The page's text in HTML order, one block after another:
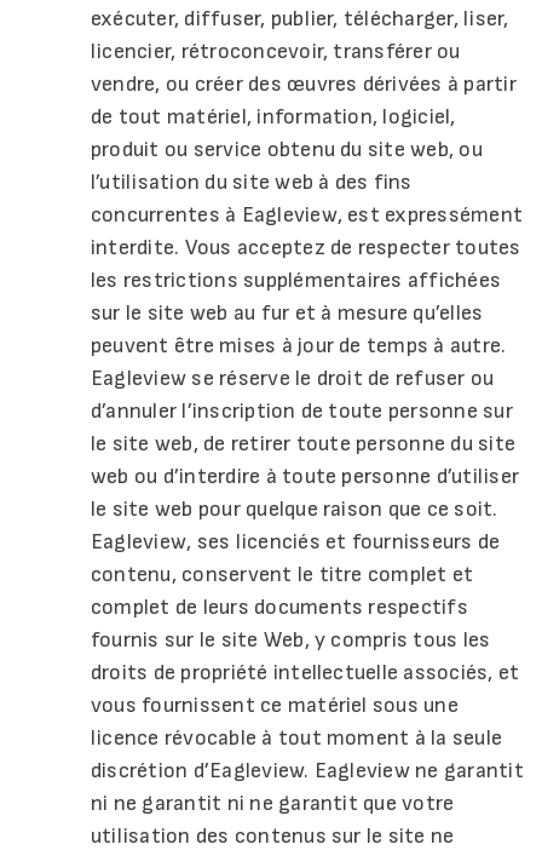
exécuter, diffuser, publier, télécharger, liser,
licencier, rétroconcevoir, transférer ou
vendre, ou créer des œuvres dérivées à partir
de tout matériel, information, logiciel,
produit ou service obtenu du site web, ou
l’utilisation du site web à des fins
concurrentes à Eagleview, est expressément
interdite. Vous acceptez de respecter toutes
les restrictions supplémentaires affichées
sur le site web au fur et à mesure qu’elles
peuvent être mises à jour de temps à autre.
Eagleview se réserve le droit de refuser ou
d’annuler l’inscription de toute personne sur
le site web, de retirer toute personne du site
web ou d’interdire à toute personne d’utiliser
le site web pour quelque raison que ce soit.
Eagleview, ses licenciés et fournisseurs de
contenu, conservent le titre complet et
complet de leurs documents respectifs
fournis sur le site Web, y compris tous les
droits de propriété intellectuelle associés, et
vous fournissent ce matériel sous une
licence révocable à tout moment à la seule
discrétion d’Eagleview. Eagleview ne garantit
ni ne garantit ni ne garantit que votre
utilisation des contenus sur le site ne